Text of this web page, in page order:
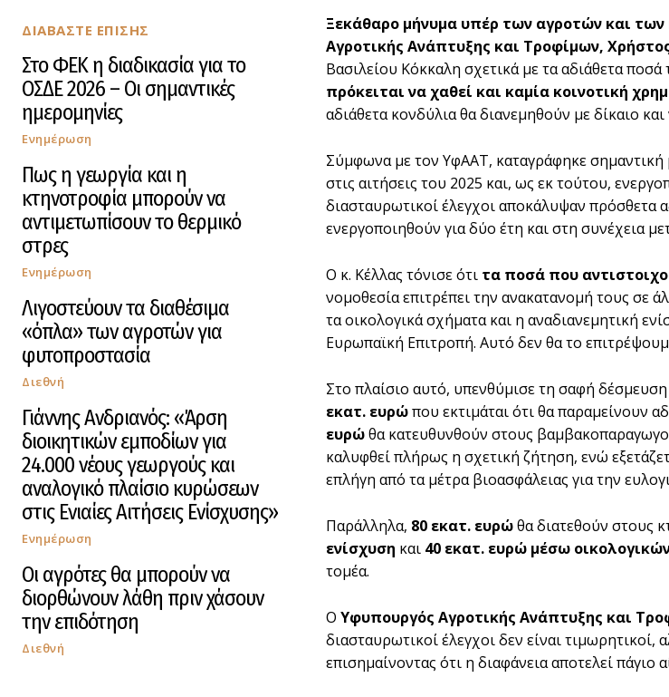
ΔΙΑΒΑΣΤΕ ΕΠΙΣΗΣ
Στο ΦΕΚ η διαδικασία για το
ΟΣΔΕ 2026 – Οι σημαντικές
ημερομηνίες
Ενημέρωση
Πως η γεωργία και η
κτηνοτροφία μπορούν να
αντιμετωπίσουν το θερμικό
στρες
Ενημέρωση
Λιγοστεύουν τα διαθέσιμα
«όπλα» των αγροτών για
φυτοπροστασία
Διεθνή
Γιάννης Ανδριανός: «Άρση
διοικητικών εμποδίων για
24.000 νέους γεωργούς και
αναλογικό πλαίσιο κυρώσεων
στις Ενιαίες Αιτήσεις Ενίσχυσης»
Ενημέρωση
Οι αγρότες θα μπορούν να
διορθώνουν λάθη πριν χάσουν
την επιδότηση
Διεθνή
Ξεκάθαρο μήνυμα υπέρ των αγροτών και
Αγροτικής Ανάπτυξης και Τροφίμων,
Βασιλείου Κόκκαλη σχετικά με τα αδιάθετα
πρόκειται να χαθεί και καμία κοινοτική
αδιάθετα κονδύλια θα διανεμηθούν με δίκαιο
Σύμφωνα με τον ΥφΑΑΤ, καταγράφηκε
στις αιτήσεις του 2025 και, ως εκ τούτου,
διασταυρωτικοί έλεγχοι αποκάλυψαν πρόσθετα
ενεργοποιηθούν για δύο έτη και στη συνέχεια
Ο κ. Κέλλας τόνισε ότι τα ποσά που
νομοθεσία επιτρέπει την ανακατανομή τους σε
τα οικολογικά σχήματα και η αναδιανεμητική
Ευρωπαϊκή Επιτροπή. Αυτό δεν θα το
Στο πλαίσιο αυτό, υπενθύμισε τη σαφή
εκατ. ευρώπου εκτιμάται ότι θα παραμείνουν
ευρώθα κατευθυνθούν στους
καλυφθεί πλήρως η σχετική ζήτηση, ενώ
επλήγη από τα μέτρα βιοασφάλειας για την
Παράλληλα, 80 εκατ. ευρώθα διατεθούν στους
ενίσχυση και 40 εκατ. ευρώ μέσω
τομέα.
Ο Υφυπουργός Αγροτικής Ανάπτυξης και
διασταυρωτικοί έλεγχοι δεν είναι
επισημαίνοντας ότι η διαφάνεια αποτελεί